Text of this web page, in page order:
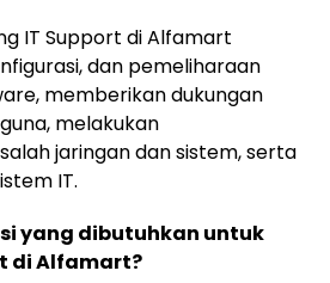
IT Support di Alfamart
dan pemeliharaan
memberikan dukungan
melakukan
jaringan dan sistem, serta
IT.
yang dibutuhkan untuk
di Alfamart?